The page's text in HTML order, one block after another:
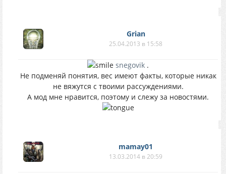
Grian
25.04.2013 в 15:58
snegovik .
Не подменяй понятия, вес имеют факты, которые никак
не вяжутся с твоими рассуждениями.
А мод мне нравится, поэтому и слежу за новостями.
mamay01
13.03.2014 в 20:59